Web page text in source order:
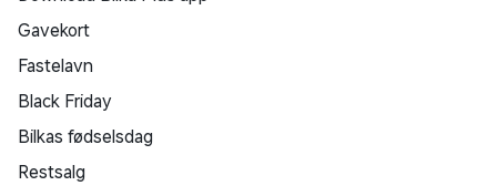
Gavekort
Fastelavn
Black Friday
Bilkas fødselsdag
Restsalg